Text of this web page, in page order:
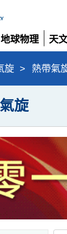
地球物理
展
開
天
展
開
旋 > 熱帶氣
旋